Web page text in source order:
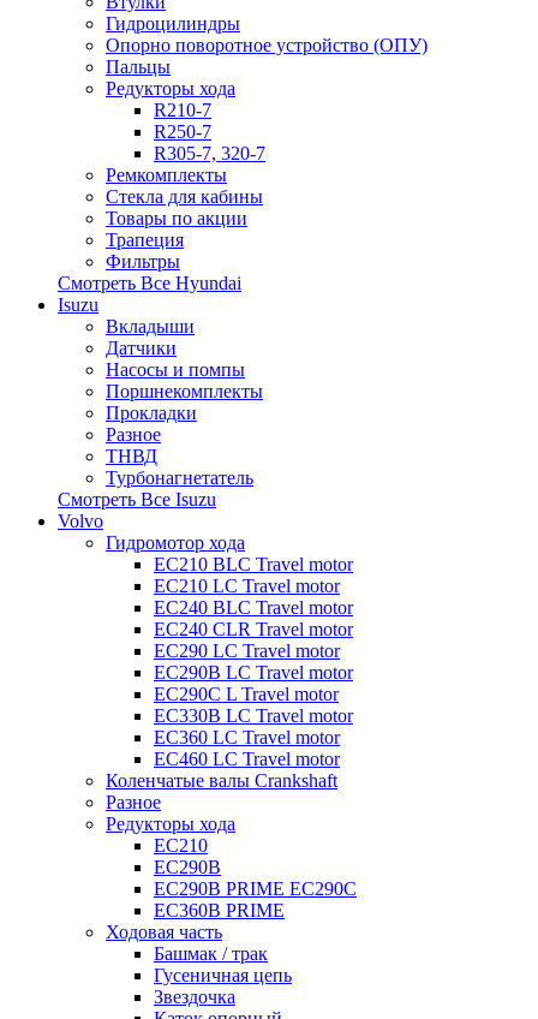
Гидроцилиндры
Опорно поворотное устройство (ОПУ)
Пальцы
Редукторы хода
R210-7
R250-7
R305-7, 320-7
Ремкомплекты
Стекла для кабины
Товары по акции
Трапеция
Фильтры
Смотреть Все Hyundai
Isuzu
Вкладыши
Датчики
Насосы и помпы
Поршнекомплекты
Прокладки
Разное
ТНВД
Турбонагнетатель
Смотреть Все Isuzu
Volvo
Гидромотор хода
EC210 BLC Travel motor
EC210 LC Travel motor
EC240 BLC Travel motor
EC240 CLR Travel motor
EC290 LC Travel motor
EC290B LC Travel motor
EC290C L Travel motor
EC330B LC Travel motor
EC360 LC Travel motor
EC460 LC Travel motor
Коленчатые валы Crankshaft
Разное
Редукторы хода
EC210
EC290B
EC290B PRIME EC290C
EC360B PRIME
Ходовая часть
Башмак / трак
Гусеничная цепь
Звездочка